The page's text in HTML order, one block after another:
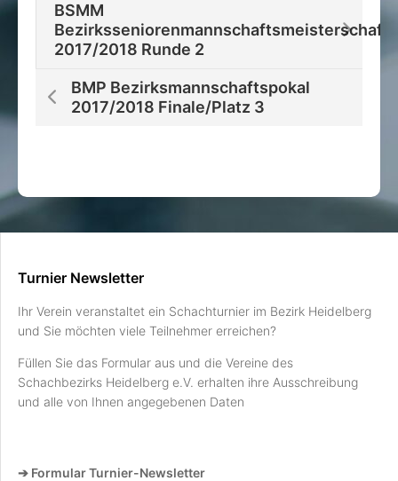
BSMM
Bezirksseniorenmannschaftsmeisterschaft
2017/2018 Runde 2
BMP Bezirksmannschaftspokal
2017/2018 Finale/Platz 3
Turnier Newsletter
Ihr Verein veranstaltet ein Schachturnier im Bezirk Heidelberg
und Sie möchten viele Teilnehmer erreichen?
Füllen Sie das Formular aus und die Vereine des
Schachbezirks Heidelberg e.V. erhalten ihre Ausschreibung
und alle von Ihnen angegebenen Daten
➔ Formular Turnier-Newsletter